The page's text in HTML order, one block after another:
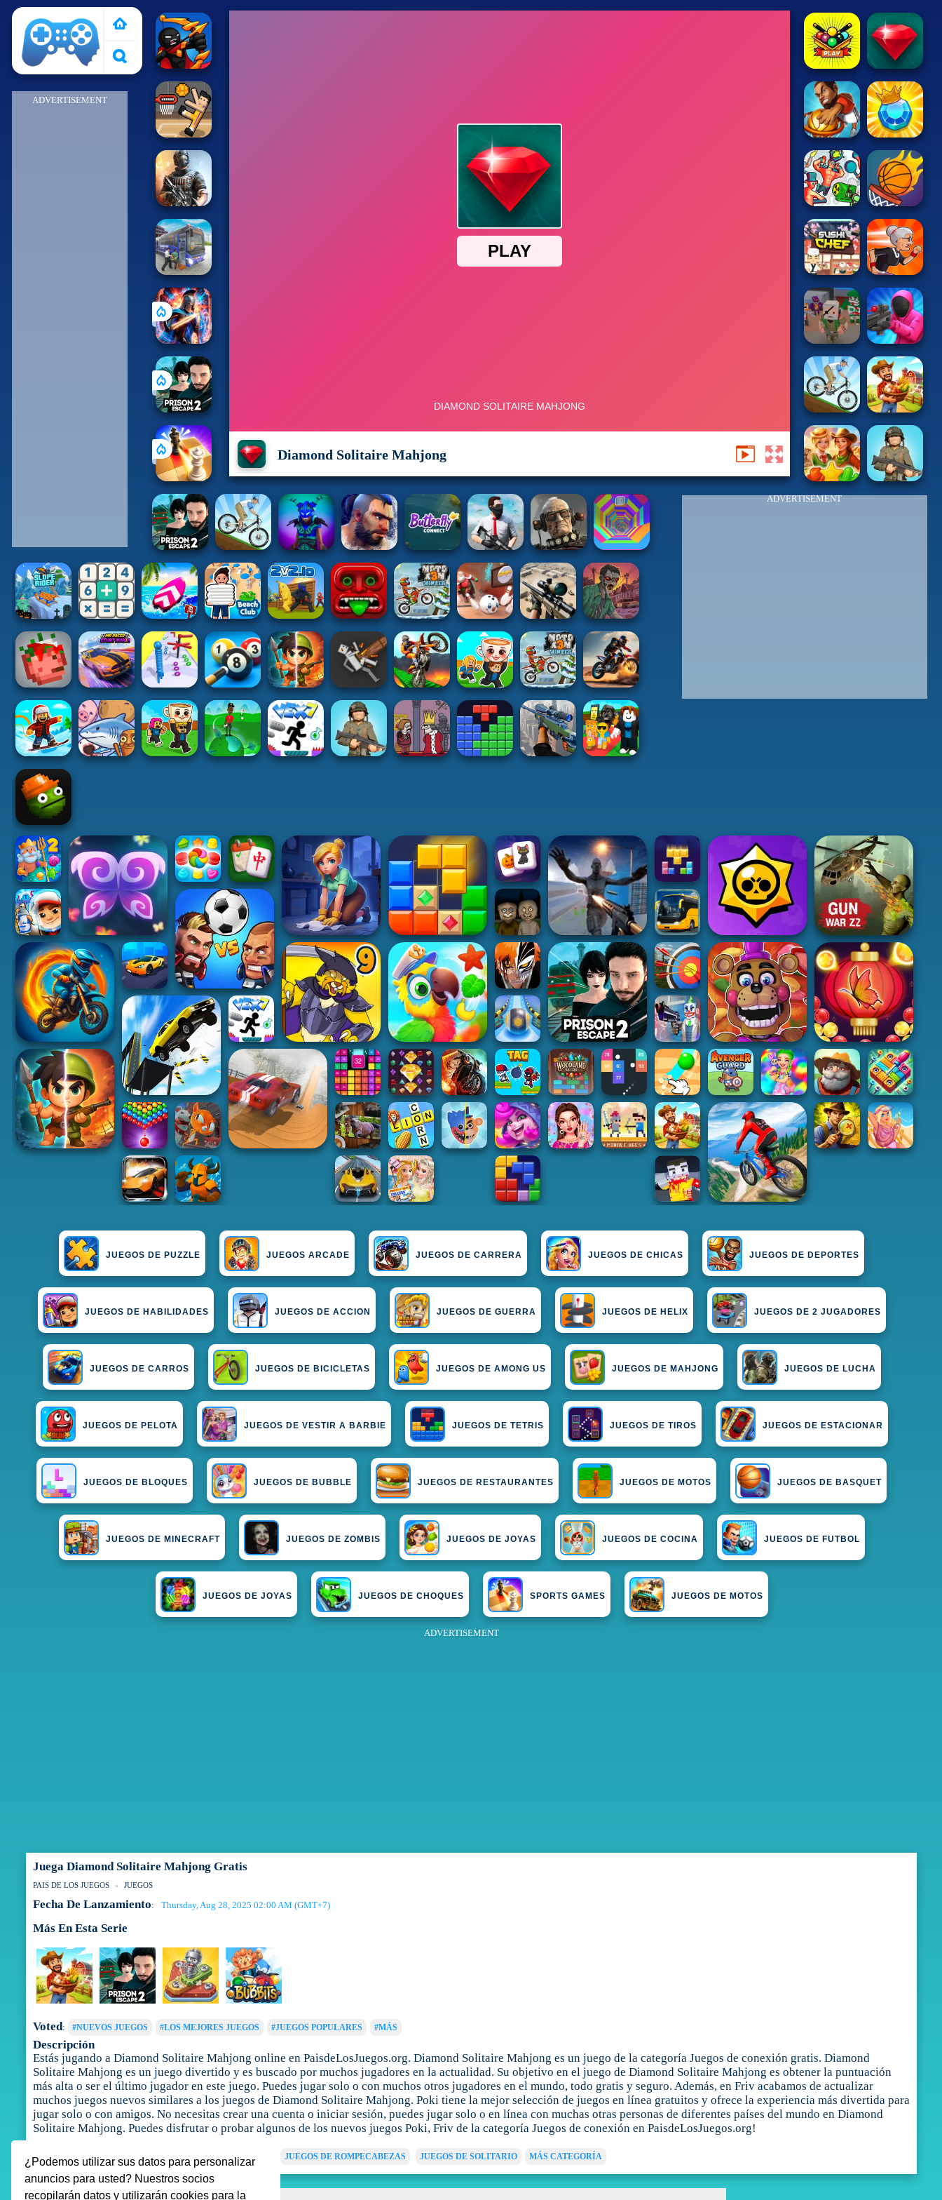
¿Podemos utilizar sus datos para personalizar
anuncios para usted? Nuestros socios
recopilarán datos y utilizarán cookies para la
ADVERTISEMENT
Diamond Solitaire Mahjong
ADVERTISEMENT
JUEGOS DE PUZZLE JUEGOS ARCADE JUEGOS DE CARRERA JUEGOS DE CHICAS JUEGOS DE DEPORTES
JUEGOS DE HABILIDADES JUEGOS DE ACCION JUEGOS DE GUERRA JUEGOS DE HELIX JUEGOS DE 2 JUGADORES
JUEGOS DE CARROS JUEGOS DE BICICLETAS JUEGOS DE AMONG US JUEGOS DE MAHJONG JUEGOS DE LUCHA
JUEGOS DE PELOTA JUEGOS DE VESTIR A BARBIE JUEGOS DE TETRIS JUEGOS DE TIROS JUEGOS DE ESTACIONAR
JUEGOS DE BLOQUES JUEGOS DE BUBBLE JUEGOS DE RESTAURANTES JUEGOS DE MOTOS JUEGOS DE BASQUET
JUEGOS DE MINECRAFT JUEGOS DE ZOMBIS JUEGOS DE JOYAS JUEGOS DE COCINA JUEGOS DE FUTBOL
JUEGOS DE JOYAS JUEGOS DE CHOQUES SPORTS GAMES JUEGOS DE MOTOS
ADVERTISEMENT
Juega Diamond Solitaire Mahjong Gratis
PAIS DE LOS JUEGOS JUEGOS
Fecha De Lanzamiento: Thursday, Aug 28, 2025 02:00 AM (GMT+7)
Más En Esta Serie
Voted: #NUEVOS JUEGOS #LOS MEJORES JUEGOS #JUEGOS POPULARES #MÁS
Descripción
Estás jugando a Diamond Solitaire Mahjong online en PaisdeLosJuegos.org. Diamond Solitaire Mahjong es un juego de la categoría Juegos de conexión gratis. Diamond
Solitaire Mahjong es un juego divertido y es buscado por muchos jugadores en la actualidad. Su objetivo en el juego de Diamond Solitaire Mahjong es obtener la puntuación
más alta o ser el último jugador en este juego. Puedes jugar solo o con muchos otros jugadores en el mundo, todo gratis y seguro. Además, en Friv acabamos de actualizar
muchos juegos nuevos similares a los juegos de Diamond Solitaire Mahjong. Poki tiene la mejor selección de juegos en línea gratuitos y ofrece la experiencia más divertida para
jugar solo o con amigos. No necesitas crear una cuenta o iniciar sesión, puedes jugar solo o en línea con muchas otras personas de diferentes países del mundo en Diamond
Solitaire Mahjong. Puedes disfrutar o probar algunos de los nuevos juegos Poki, Friv de la categoría Juegos de conexión en PaisdeLosJuegos.org!
Tags JUEGOS DE MAHJONG JUEGOS DE CONEXIÓN JUEGOS DE ROMPECABEZAS JUEGOS DE SOLITARIO MÁS CATEGORÍA